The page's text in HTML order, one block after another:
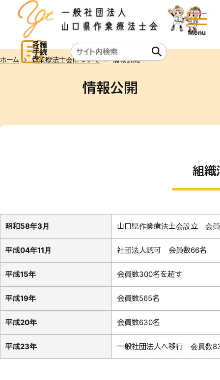
各種
手続
き
情報公開
ホーム 作業療法士会について 情報公開
組織
昭和58年3月 山口県作業療法士会設立 会
平成04年11月 社団法人認可 会員数66名
平成15年 会員数300名を超す
平成19年 会員数565名
平成20年 会員数630名
平成23年 一般社団法人へ移行 会員数